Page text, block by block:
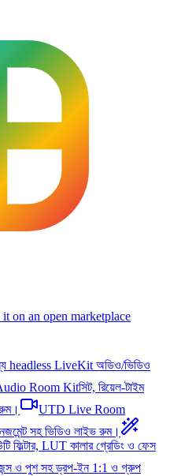
on an open marketplace
headless LiveKit অডিও/ভিডিও
Room Kitসিট, রিয়েল-টাইম
UTD Live Room
সহ ভিডিও লাইভ রুম।
ফিল্টার, LUT কালার গ্রেডিং ও ফেস
ও পুশ সহ ড্রপ-ইন 1:1 ও গ্রুপ